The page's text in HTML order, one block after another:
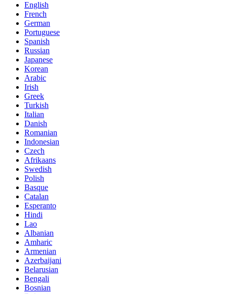
English
French
German
Portuguese
Spanish
Russian
Japanese
Korean
Arabic
Irish
Greek
Turkish
Italian
Danish
Romanian
Indonesian
Czech
Afrikaans
Swedish
Polish
Basque
Catalan
Esperanto
Hindi
Lao
Albanian
Amharic
Armenian
Azerbaijani
Belarusian
Bengali
Bosnian